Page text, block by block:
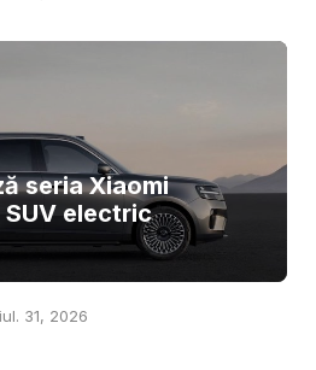
seria Xiaomi
electric
iul. 31, 2026